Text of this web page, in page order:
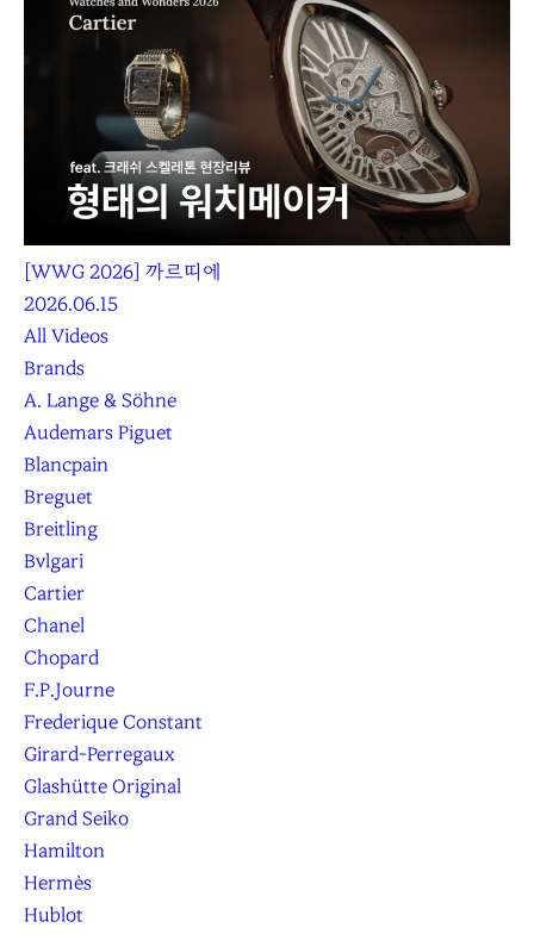
[WWG 2026] 까르띠에
2026.06.15
All Videos
Brands
A. Lange & Söhne
Audemars Piguet
Blancpain
Breguet
Breitling
Bvlgari
Cartier
Chanel
Chopard
F.P.Journe
Frederique Constant
Girard-Perregaux
Glashütte Original
Grand Seiko
Hamilton
Hermès
Hublot